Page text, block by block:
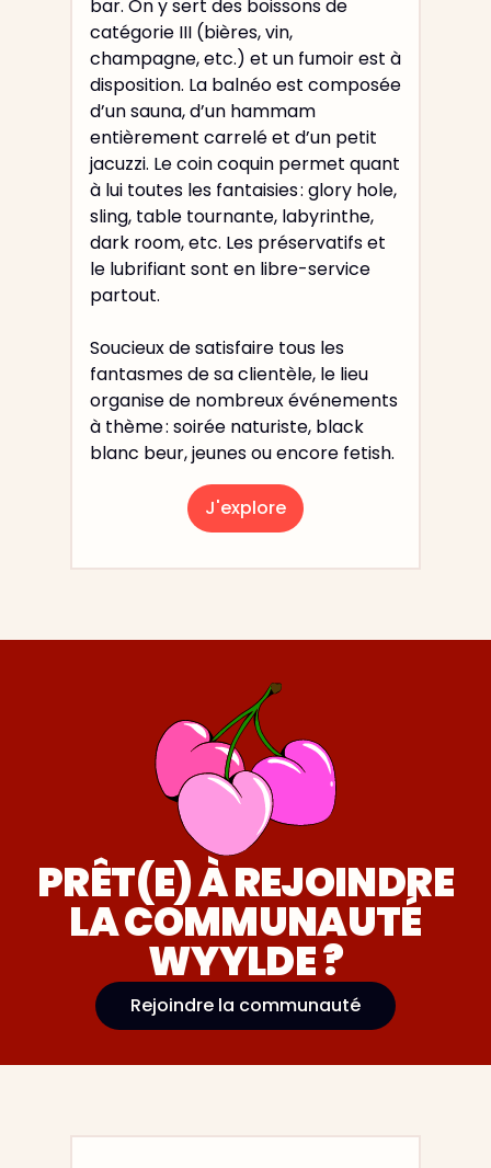
bar. On y sert des boissons de
catégorie III (bières, vin,
champagne, etc.) et un fumoir est à
disposition. La balnéo est composée
d’un sauna, d’un hammam
entièrement carrelé et d’un petit
jacuzzi. Le coin coquin permet quant
à lui toutes les fantaisies : glory hole,
sling, table tournante, labyrinthe,
dark room, etc. Les préservatifs et
le lubrifiant sont en libre-service
partout.
Soucieux de satisfaire tous les
fantasmes de sa clientèle, le lieu
organise de nombreux événements
à thème : soirée naturiste, black
blanc beur, jeunes ou encore fetish.
J'explore
PRÊT(E) À REJOINDRE
LA COMMUNAUTÉ
WYYLDE ?
Rejoindre la communauté